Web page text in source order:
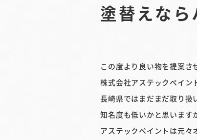
塗替えな
この度より良い物を提案さ
株式会社アステックペイン
長崎県ではまだまだ取り扱
知名度も低いかと思います
アステックペイントは元々